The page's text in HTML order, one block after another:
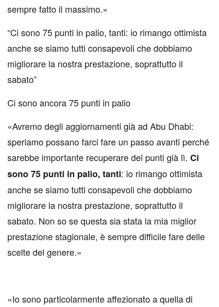
sempre fatto il massimo.»
“Ci sono 75 punti in palio, tanti: io rimango ottimista
anche se siamo tutti consapevoli che dobbiamo
migliorare la nostra prestazione, soprattutto il
sabato”
Ci sono ancora 75 punti in palio
«Avremo degli aggiornamenti già ad Abu Dhabi:
speriamo possano farci fare un passo avanti perché
sarebbe importante recuperare dei punti già lì. Ci
sono 75 punti in palio, tanti: io rimango ottimista
anche se siamo tutti consapevoli che dobbiamo
migliorare la nostra prestazione, soprattutto il
sabato. Non so se questa sia stata la mia miglior
prestazione stagionale, è sempre difficile fare delle
scelte del genere.»
«Io sono particolarmente affezionato a quella di